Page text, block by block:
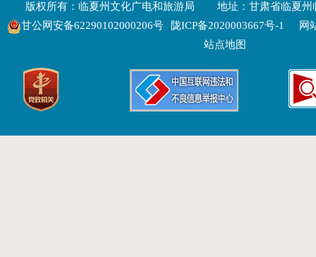
版权所有：临夏州文化广电和旅游局
地址：甘肃省临夏州
甘公网安备62290102000206号
陇ICP备2020003667号-1
网
站点地图